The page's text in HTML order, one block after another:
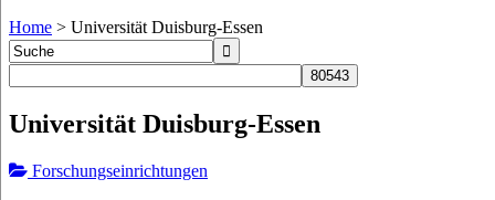
Home > Universität Duisburg-Essen
Universität Duisburg-Essen
Forschungseinrichtungen